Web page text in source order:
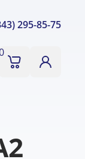
295-85-75